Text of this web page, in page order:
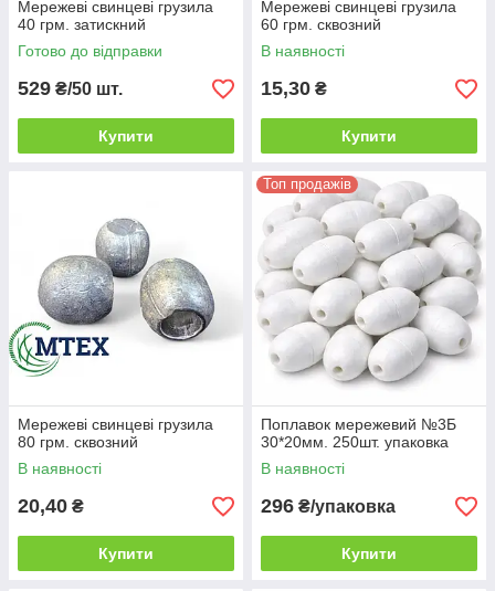
Мережеві свинцеві грузила
40 грм. затискний
Готово до відправки
529 ₴/50 шт.
Купити
Мережеві свинцеві грузила
60 грм. сквозний
В наявності
15,30 ₴
Купити
Мережеві свинцеві грузила
80 грм. сквозний
В наявності
20,40 ₴
Купити
Топ продажів
Поплавок мережевий №3Б
30*20мм. 250шт. упаковка
В наявності
296 ₴/упаковка
Купити